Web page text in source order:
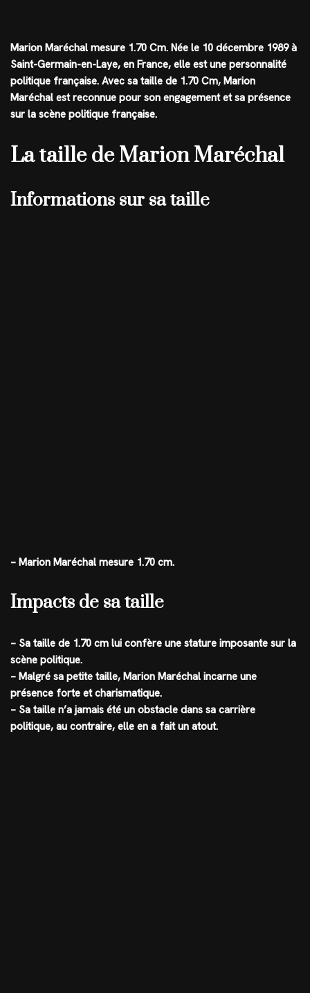
Marion Maréchal mesure 1.70 Cm. Née le 10 décembre 1989 à
Saint-Germain-en-Laye, en France, elle est une personnalité
politique française. Avec sa taille de 1.70 Cm, Marion
Maréchal est reconnue pour son engagement et sa présence
sur la scène politique française.
La taille de Marion Maréchal
Informations sur sa taille
– Marion Maréchal mesure 1.70 cm.
Impacts de sa taille
– Sa taille de 1.70 cm lui confère une stature imposante sur la
scène politique.
– Malgré sa petite taille, Marion Maréchal incarne une
présence forte et charismatique.
– Sa taille n’a jamais été un obstacle dans sa carrière
politique, au contraire, elle en a fait un atout.